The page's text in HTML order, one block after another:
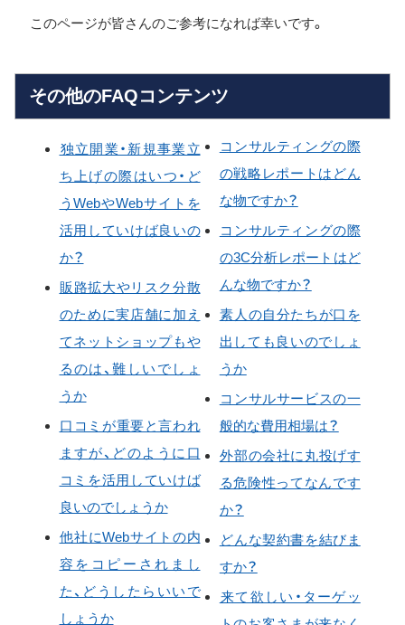
このページが皆さんのご参考になれば幸いです。
その他のFAQコンテンツ
独立開業・新規事業立
ち上げの際はいつ・ど
うWebやWebサイトを
活用していけば良いの
か？
販路拡大やリスク分散
のために実店舗に加え
てネットショップもや
るのは、難しいでしょ
うか
口コミが重要と言われ
ますが、どのように口
コミを活用していけば
良いのでしょうか
他社にWebサイトの内
容をコピーされまし
た、どうしたらいいで
しょうか
コンサルティングの際
の戦略レポートはどん
な物ですか？
コンサルティングの際
の3C分析レポートはど
んな物ですか？
素人の自分たちが口を
出しても良いのでしょ
うか
コンサルサービスの一
般的な費用相場は？
外部の会社に丸投げす
る危険性ってなんです
か？
どんな契約書を結びま
すか？
来て欲しい・ターゲッ